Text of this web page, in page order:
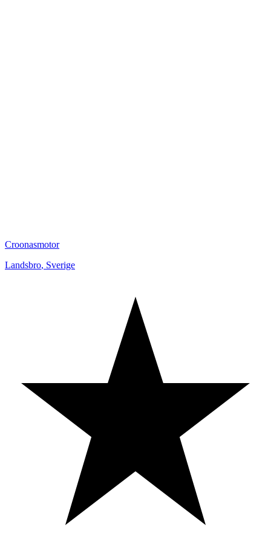
Croonasmotor
Landsbro, Sverige